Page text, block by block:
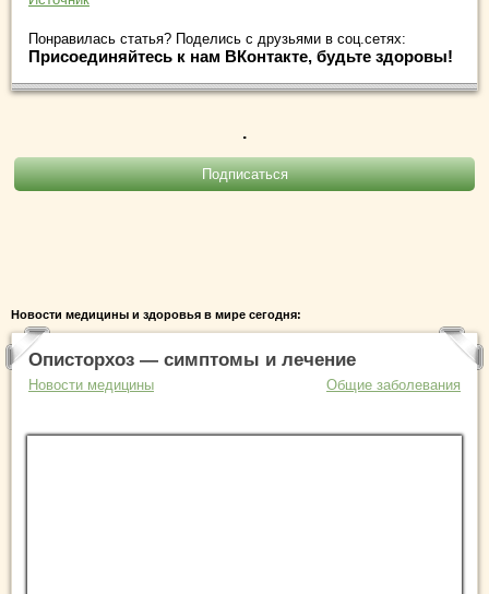
Понравилась статья? Поделись с друзьями в соц.сетях:
Присоединяйтесь к нам ВКонтакте, будьте здоровы!
.
Новости медицины и здоровья в мире сегодня:
Описторхоз — симптомы и лечение
Новости медицины Общие заболевания